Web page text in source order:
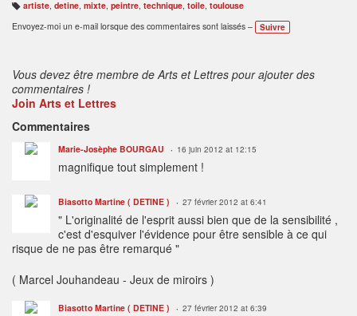
B
ali
s
artiste, detine, mixte, peintre, technique, toile, toulouse
Envoyez-moi un e-mail lorsque des commentaires sont laissés –
Suivre
Vous devez être membre de Arts et Lettres pour ajouter des
commentaires !
Join Arts et Lettres
Commentaires
Marie-Josèphe BOURGAU 16 juin 2012 at 12:15
magnifique tout simplement !
Biasotto Martine ( DETINE ) 27 février 2012 at 6:41
" L'originalité de l'esprit aussi bien que de la sensibilité ,
c'est d'esquiver l'évidence pour être sensible à ce qui
risque de ne pas être remarqué "
( Marcel Jouhandeau - Jeux de miroirs )
Biasotto Martine ( DETINE ) 27 février 2012 at 6:39